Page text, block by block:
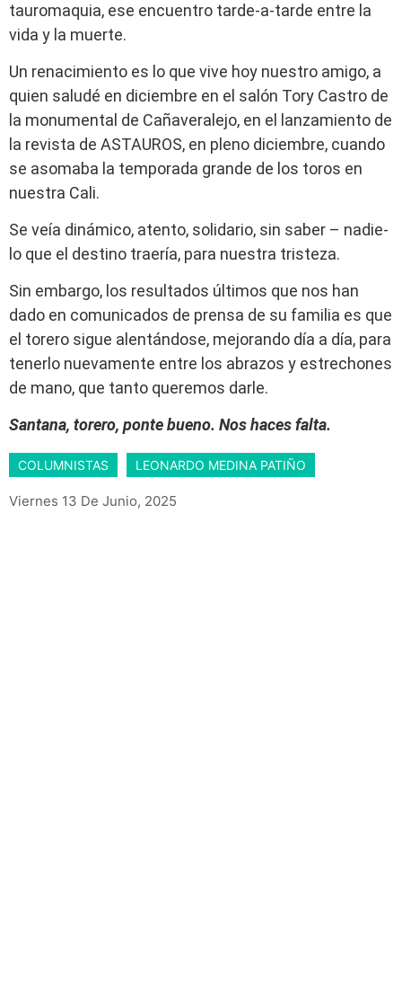
tauromaquia, ese encuentro tarde-a-tarde entre la
vida y la muerte.
Un renacimiento es lo que vive hoy nuestro amigo, a
quien saludé en diciembre en el salón Tory Castro de
la monumental de Cañaveralejo, en el lanzamiento de
la revista de ASTAUROS, en pleno diciembre, cuando
se asomaba la temporada grande de los toros en
nuestra Cali.
Se veía dinámico, atento, solidario, sin saber – nadie-
lo que el destino traería, para nuestra tristeza.
Sin embargo, los resultados últimos que nos han
dado en comunicados de prensa de su familia es que
el torero sigue alentándose, mejorando día a día, para
tenerlo nuevamente entre los abrazos y estrechones
de mano, que tanto queremos darle.
Santana, torero, ponte bueno. Nos haces falta.
COLUMNISTAS LEONARDO MEDINA PATIÑO
Viernes 13 De Junio, 2025